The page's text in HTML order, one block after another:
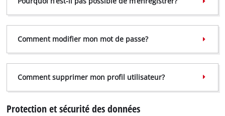
Comment modifier mon mot de passe?
Comment supprimer mon profil utilisateur?
Protection et sécurité des données